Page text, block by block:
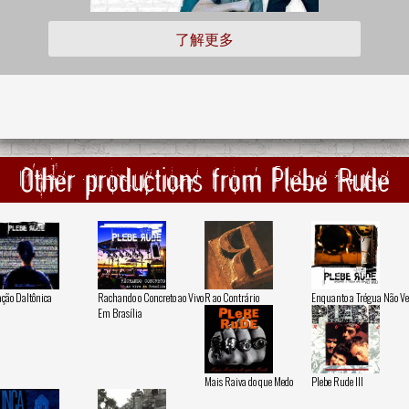
了解更多
Other productions from Plebe Rude
Daltônica
Rachando o Concreto ao Vivo
Em Brasília
R ao Contrário Enquanto a Trégua Não
Mais Raiva do que Medo Plebe Rude III